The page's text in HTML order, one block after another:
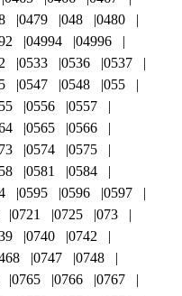
0479 048
0480
04994
04996
0533 0536
0537
0547 0548
055
0556
0557
0565
0566
0574
0575
0581
0584
0595 0596
0597
0721 0725
073
0740
0742
0747
0748
0765 0766
0767